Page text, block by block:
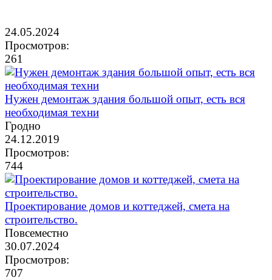
24.05.2024
Просмотров:
261
Нужен демонтаж здания большой опыт, есть вся
необходимая техни
Гродно
24.12.2019
Просмотров:
744
Проектирование домов и коттеджей, смета на
строительство.
Повсеместно
30.07.2024
Просмотров:
707